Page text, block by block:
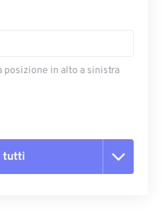
posizione in alto a sinistra
tutti